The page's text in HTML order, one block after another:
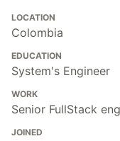
LOCATION
Colombia
EDUCATION
System's Engineer
WORK
Senior FullStack
JOINED